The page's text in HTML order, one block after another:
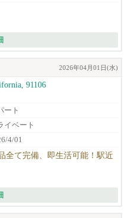
2026年04月01日(水)
91106
ート
イベート
4/01
全て完備、即生活可能！駅近